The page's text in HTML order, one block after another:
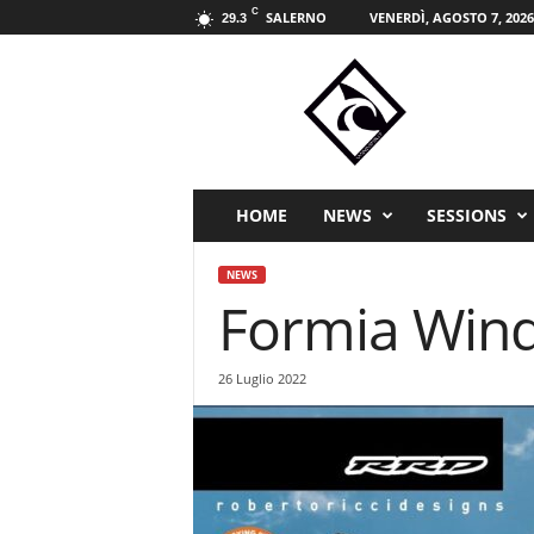
29.3 C SALERNO VENERDÌ, AGOSTO 7, 2026
t
HOME NEWS SESSIONS
NEWS
Formia
26 Luglio 2022